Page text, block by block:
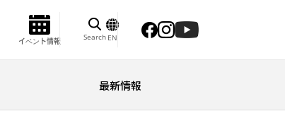
イベント情報 Search EN
最新情報